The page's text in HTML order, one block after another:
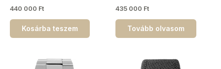
440 000 Ft
Kosárba teszem
435 000 Ft
Tovább olvasom